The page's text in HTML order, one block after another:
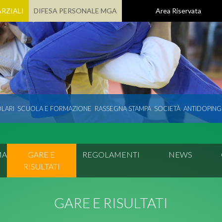
DIFESA PERSONALE MGA Area Riservata
SCUOLA E FORMAZIONE RASSEGNA STAMPA SOCIETÀ ANTIDOPING
GARE E
RISULTATI
REGOLAMENTI NEWS
GARE E RISULTATI